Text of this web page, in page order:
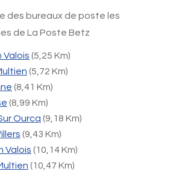
des bureaux de poste les
de La Poste Betz
Valois (5,25 Km)
(5,72 Km)
(8,41 Km)
(8,99 Km)
Ourcq (9,18 Km)
(9,43 Km)
Valois (10,14 Km)
(10,47 Km)